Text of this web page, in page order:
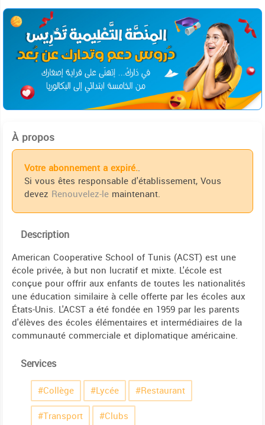
À propos
Votre abonnement a expiré..
Si vous êtes responsable d'établissement, Vous
devez Renouvelez-le maintenant.
Description
American Cooperative School of Tunis (ACST) est une
école privée, à but non lucratif et mixte. L'école est
conçue pour offrir aux enfants de toutes les nationalités
une éducation similaire à celle offerte par les écoles aux
États-Unis. L'ACST a été fondée en 1959 par les parents
d'élèves des écoles élémentaires et intermédiaires de la
communauté commerciale et diplomatique américaine.
Services
#Collège #Lycée
#Restaurant
#Transport
#Clubs